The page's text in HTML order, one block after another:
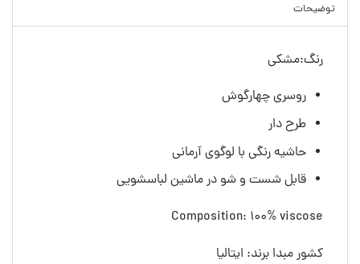
توضیحات
رنگ:مشکی
روسری چهارگوش
طرح دار
حاشیه رنگی با لوگوی آرمانی
قابل شست و شو در ماشین لباسشویی
Composition: 100% viscose
کشور مبدا برند: ایتالیا